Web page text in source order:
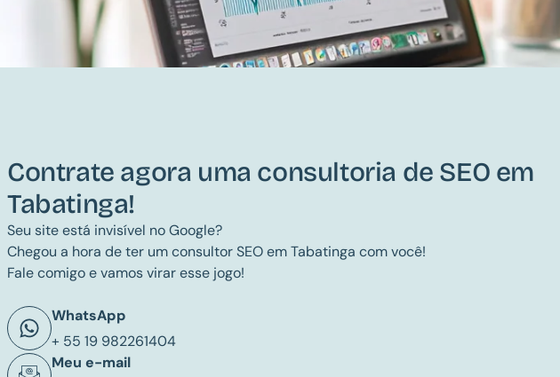
Contrate agora uma consultoria de SEO em
Tabatinga!
Seu site está invisível no Google?
Chegou a hora de ter um consultor SEO em Tabatinga com você!
Fale comigo e vamos virar esse jogo!
WhatsApp
+ 55 19 982261404
Meu e-mail